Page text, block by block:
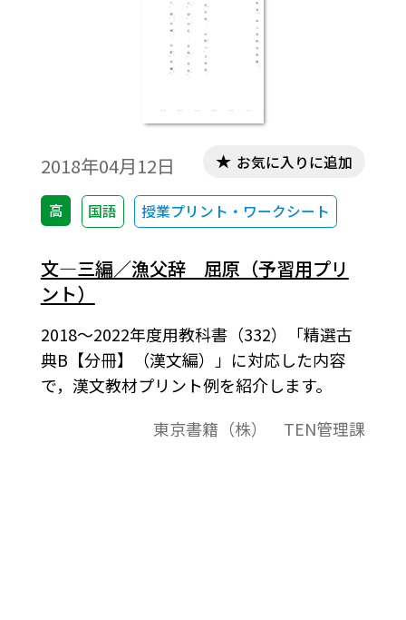
2018年04月12日
高 国語 授業プリント・ワークシート
お気に入りに追加
文―三編／漁父辞 屈原（予習用プリ
ント）
2018～2022年度用教科書（332）「精選古
典B【分冊】（漢文編）」に対応した内容
で，漢文教材プリント例を紹介します。
東京書籍（株） TEN管理課